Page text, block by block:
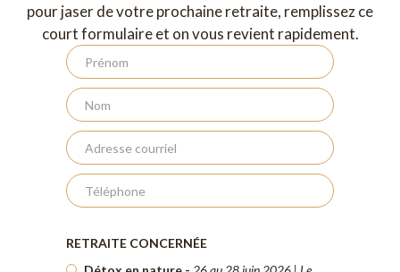
pour jaser de votre prochaine retraite, remplissez ce
court formulaire et on vous revient rapidement.
RETRAITE CONCERNÉE